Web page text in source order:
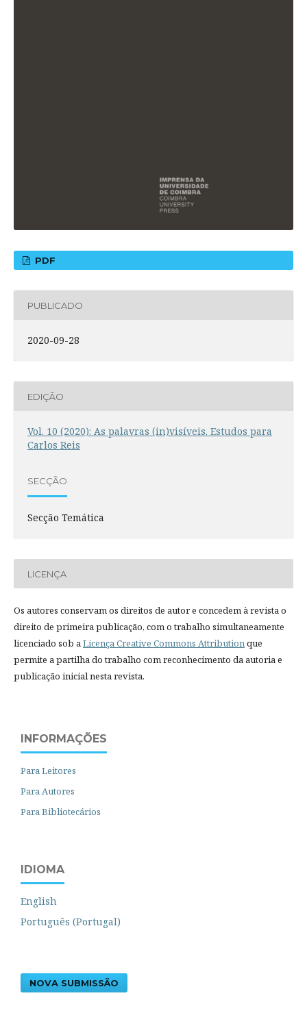
PDF
PUBLICADO
2020-09-28
EDIÇÃO
Vol. 10 (2020): As palavras (in)visíveis. Estudos para
Carlos Reis
SECÇÃO
Secção Temática
LICENÇA
Os autores conservam os direitos de autor e concedem à revista o
direito de primeira publicação, com o trabalho simultaneamente
licenciado sob aLicença Creative Commons Attributionque
permite a partilha do trabalho com reconhecimento da autoria e
publicação inicial nesta revista.
INFORMAÇÕES
Para Leitores
Para Autores
Para Bibliotecários
IDIOMA
English
Português (Portugal)
NOVA SUBMISSÃO